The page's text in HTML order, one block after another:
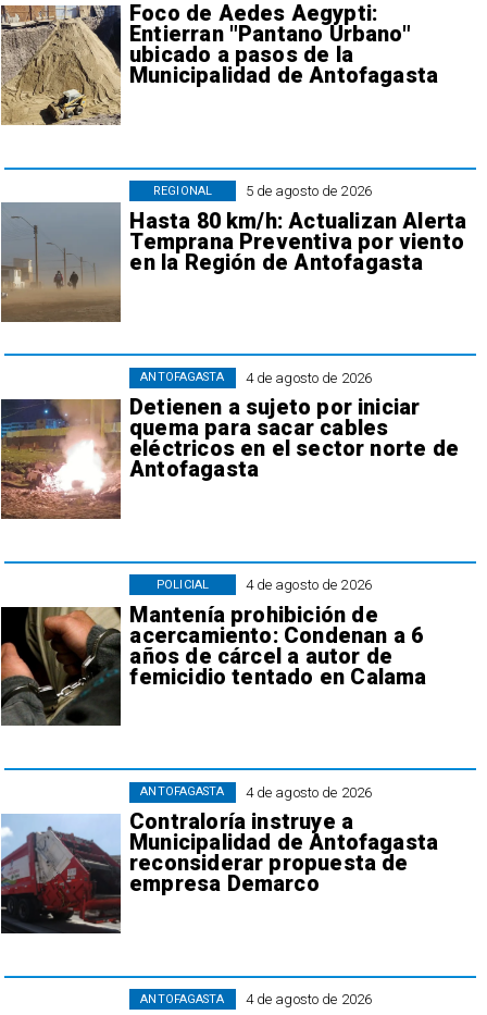
Foco de Aedes Aegypti:
Entierran "Pantano Urbano"
ubicado a pasos de la
Municipalidad de Antofagasta
5 de agosto de 2026
Hasta 80 km/h: Actualizan Alerta
Temprana Preventiva por viento
en la Región de Antofagasta
REGIONAL
4 de agosto de 2026
Detienen a sujeto por iniciar
quema para sacar cables
eléctricos en el sector norte de
Antofagasta
ANTOFAGASTA
4 de agosto de 2026
Mantenía prohibición de
acercamiento: Condenan a 6
años de cárcel a autor de
femicidio tentado en Calama
POLICIAL
4 de agosto de 2026
Contraloría instruye a
Municipalidad de Antofagasta
reconsiderar propuesta de
empresa Demarco
ANTOFAGASTA
4 de agosto de 2026
ANTOFAGASTA